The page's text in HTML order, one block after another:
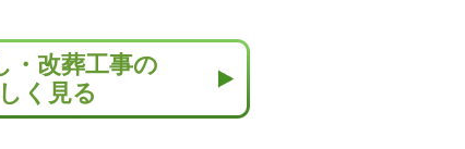
・改葬工事の
く見る